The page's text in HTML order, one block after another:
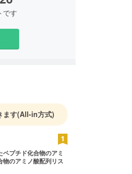
です
ます(All-in方式)
プチド化合物のアミ
物のアミノ酸配列リス